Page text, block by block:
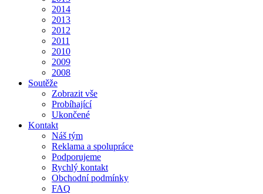
2014
2013
2012
2011
2010
2009
2008
Soutěže
Zobrazit vše
Probíhající
Ukončené
Kontakt
Náš tým
Reklama a spolupráce
Podporujeme
Rychlý kontakt
Obchodní podmínky
FAQ